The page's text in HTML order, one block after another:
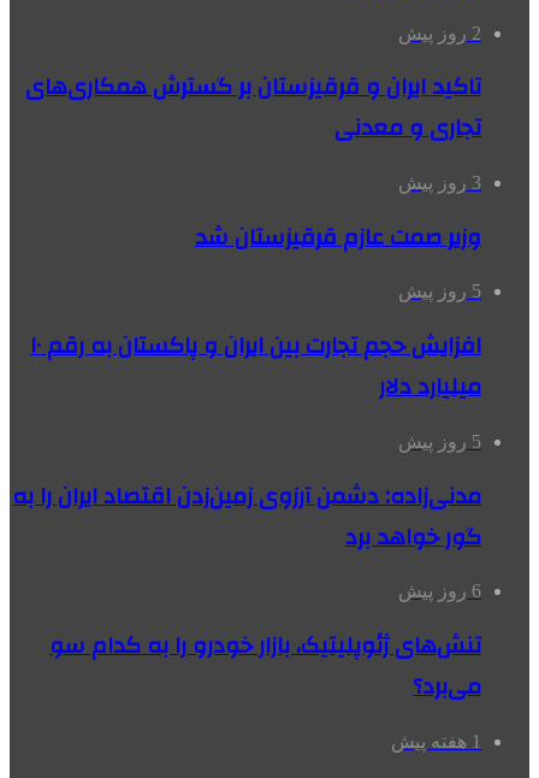
2 روز پیش
تاکید ایران و قرقیزستان بر گسترش همکاری‌های
تجاری و معدنی
3 روز پیش
وزیر صمت عازم قرقیزستان شد
5 روز پیش
افزایش حجم تجارت بین ایران و پاکستان به رقم ۱۰
میلیارد دلار
5 روز پیش
مدنی‌زاده: دشمن آرزوی زمین‌زدن اقتصاد ایران را به
گور خواهد برد
6 روز پیش
تنش‌های ژئوپلیتیک، بازار خودرو را به کدام سو
می‌برد؟
1 هفته پیش